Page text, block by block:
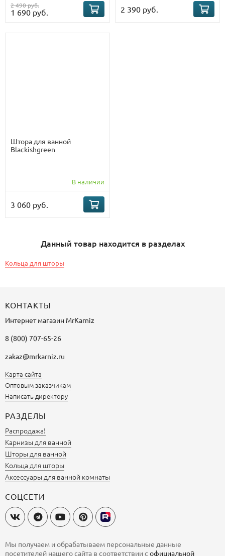
2 490 руб.
1 690 руб. 2 390 руб.
Штора для ванной
Blackishgreen
В наличии
3 060 руб.
Данный товар находится в разделах
Кольца для шторы
КОНТАКТЫ
Интернет магазин MrKarniz
8 (800) 707-65-26
zakaz@mrkarniz.ru
Карта сайта
Оптовым заказчикам
Написать директору
РАЗДЕЛЫ
Распродажа!
Карнизы для ванной
Шторы для ванной
Кольца для шторы
Аксессуары для ванной комнаты
СОЦСЕТИ
Мы получаем и обрабатываем персональные данные
посетителей нашего сайта в соответствии с официальной